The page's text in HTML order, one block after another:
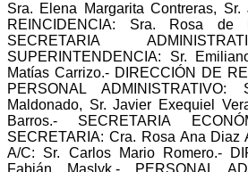
Sra. Elena Margarita Contreras,
REINCIDENCIA: Sra. Rosa de
SECRETARIA
SUPERINTENDENCIA: Sr.
Matías Carrizo.- DIRECCIÓN DE
PERSONAL
Maldonado, Sr. Javier Exequiel
Barros.- SECRETARIA
SECRETARIA: Cra. Rosa Ana Diaz
A/C: Sr. Carlos Mario Romero.-
Fabián Maslyk.- PERSONAL